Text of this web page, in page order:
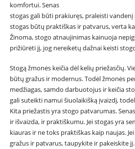
komfortui. Senas
stogas gali būti prakiuręs, praleisti vandenį
stogas būtų praktiškas ir patvarus, verta
Žinoma, stogo atnaujinimas kainuoja
prižiūrėti jį, jog nereikėtų dažnai keisti
Stogą žmonės keičia dėl kelių priežasčių.
būtų gražus ir modernus. Todėl žmonės
medžiagas, samdo darbuotojus ir keičia
gali suteikti namui šiuolaikišką įvaizdį,
Kita priežastis yra stogo patvarumas.
ir išvaizda, ir praktiškumu. Jei stogas yra
kiauras ir ne toks praktiškas kaip naujas.
gražus ir patvarus, taupykite ir pakeiskite